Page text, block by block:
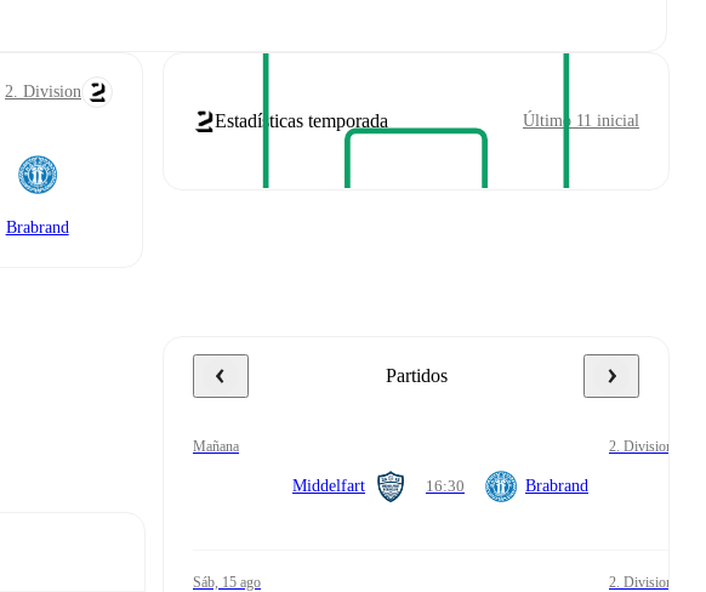
2. Division
Brabrand
Estadísticas temporada Último 11 inicial
Partidos
mañana 2. Division
Middelfart 16:30 Brabrand
sáb, 15 ago 2. Division